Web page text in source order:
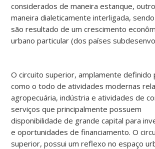
considerados de maneira estanque,
maneira dialeticamente interligada,
são resultado de um crescimento
urbano particular (dos países
O circuito superior, amplamente definido
como o todo de atividades modernas
agropecuária, indústria e atividades de
serviços que principalmente possuem
disponibilidade de grande capital para
e oportunidades de financiamento. O
superior, possui um reflexo no espaço